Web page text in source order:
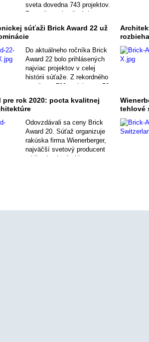
sveta dovedna 743 projektov.
Z množstva kvalitných
porota do užšieho výberu 50
nominácií.
súťaži Brick Award 22 už
Do aktuálneho ročníka Brick
Award 22 bolo prihlásených
najviac projektov v celej
histórii súťaže. Z rekordného
množstva 789 projektov z 53
do užšieho výberu 50
nominácií. Víťazov v
jednotlivých kategóriách
spoznáme v júni 2022.
pre rok 2020: pocta kvalitnej
Odovzdávali sa ceny Brick
Award 20. Súťaž organizuje
rakúska firma Wienerberger,
najväčší svetový producent
tehliarskych výrobkov.
tehlové